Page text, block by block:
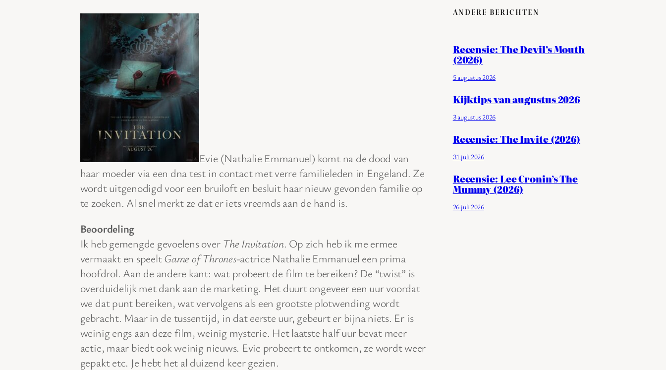
Evie (Nathalie Emmanuel) komt na de dood van
haar moeder via een dna test in contact met verre familieleden in Engeland. Ze
wordt uitgenodigd voor een bruiloft en besluit haar nieuw gevonden familie op
te zoeken. Al snel merkt ze dat er iets vreemds aan de hand is.
Beoordeling
Ik heb gemengde gevoelens over The Invitation. Op zich heb ik me ermee
vermaakt en speeltGame of Thrones-actrice Nathalie Emmanuel een prima
hoofdrol. Aan de andere kant: wat probeert de film te bereiken? De “twist” is
overduidelijk met dank aan de marketing. Het duurt ongeveer een uur voordat
we dat punt bereiken, wat vervolgens als een grootste plotwending wordt
gebracht. Maar in de tussentijd, in dat eerste uur, gebeurt er bijna niets. Er is
weinig engs aan deze film, weinig mysterie. Het laatste half uur bevat meer
actie, maar biedt ook weinig nieuws. Evie probeert te ontkomen, ze wordt weer
gepakt etc. Je hebt het al duizend keer gezien.
ANDERE BERICHTEN
Recensie: The Devil’s Mouth
(2026)
5 augustus 2026
Kijktips van augustus 2026
3 augustus 2026
Recensie: The Invite (2026)
31 juli 2026
Recensie: Lee Cronin’s The
Mummy (2026)
26 juli 2026